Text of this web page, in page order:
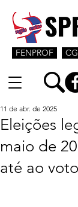
FENPROF
Eleições
maio de
até ao
11 de abr. de 2025